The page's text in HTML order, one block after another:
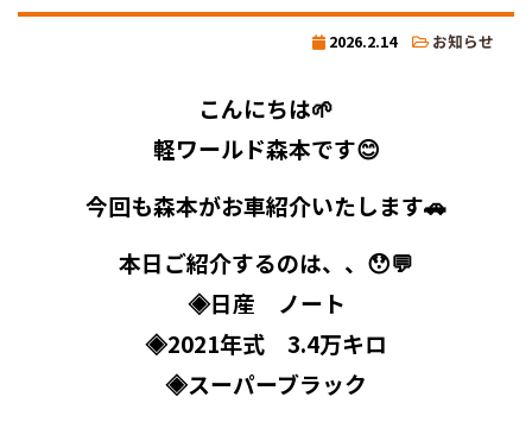
2026.2.14 お知らせ
こんにちは🌱
軽ワールド森本です😊
今回も森本がお車紹介いたします🚗
本日ご紹介するのは、、😯💬
◈日産 ノート
◈2021年式 3.4万キロ
◈スーパーブラック